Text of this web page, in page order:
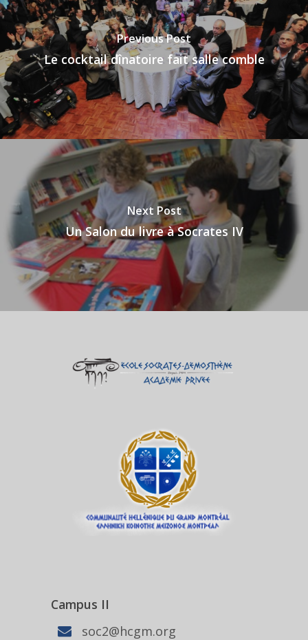
Previous Post
Le cocktail dînatoire fait salle comble
Next Post
Un Salon du livre à Socrates IV
Campus II
soc2@hcgm.org